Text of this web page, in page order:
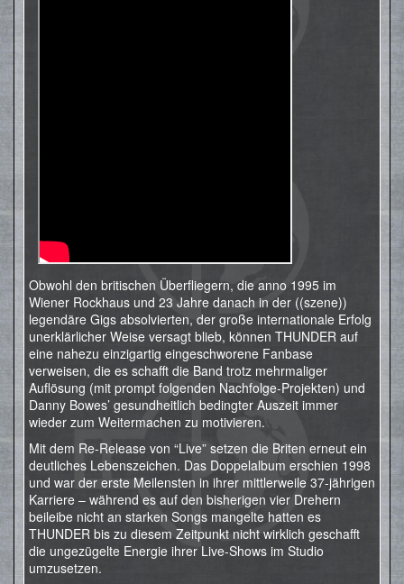
Obwohl den britischen Überfliegern, die anno 1995 im
Wiener Rockhaus und 23 Jahre danach in der ((szene))
legendäre Gigs absolvierten, der große internationale Erfolg
unerklärlicher Weise versagt blieb, können THUNDER auf
eine nahezu einzigartig eingeschworene Fanbase
verweisen, die es schafft die Band trotz mehrmaliger
Auflösung (mit prompt folgenden Nachfolge-Projekten) und
Danny Bowes’ gesundheitlich bedingter Auszeit immer
wieder zum Weitermachen zu motivieren.
Mit dem Re-Release von “Live” setzen die Briten erneut ein
deutliches Lebenszeichen. Das Doppelalbum erschien 1998
und war der erste Meilensten in ihrer mittlerweile 37-jährigen
Karriere – während es auf den bisherigen vier Drehern
beileibe nicht an starken Songs mangelte hatten es
THUNDER bis zu diesem Zeitpunkt nicht wirklich geschafft
die ungezügelte Energie ihrer Live-Shows im Studio
umzusetzen.